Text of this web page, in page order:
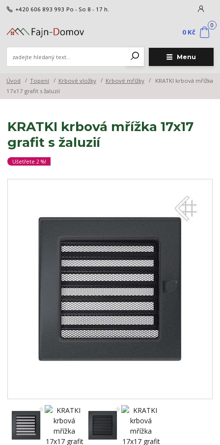
Menu
+420 606 893 993 Po - So 8 - 17 h.
0
0 Kč
Úvod Topení Krbové vložky Krbové mřížky
KRATKI krbová mřížka
17x17 grafit s žaluzií
KRATKI krbová mřížka 17x17
grafit s žaluzií
Ušetřete 2 %!